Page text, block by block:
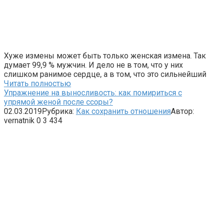
Хуже измены может быть только женская измена. Так
думает 99,9 % мужчин. И дело не в том, что у них
слишком ранимое сердце, а в том, что это сильнейший
Читать полностью
Упражнение на выносливость: как помириться с
упрямой женой после ссоры?
02.03.2019Рубрика: Как сохранить отношенияАвтор:
vernatnik 0 3 434